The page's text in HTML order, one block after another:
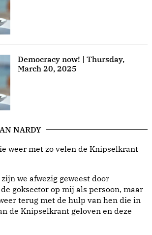
Democracy now! | Thursday,
March 20, 2025
NARDY
weer met zo velen de Knipselkrant
we afwezig geweest door
goksector op mij als persoon, maar
terug met de hulp van hen die in
de Knipselkrant geloven en deze